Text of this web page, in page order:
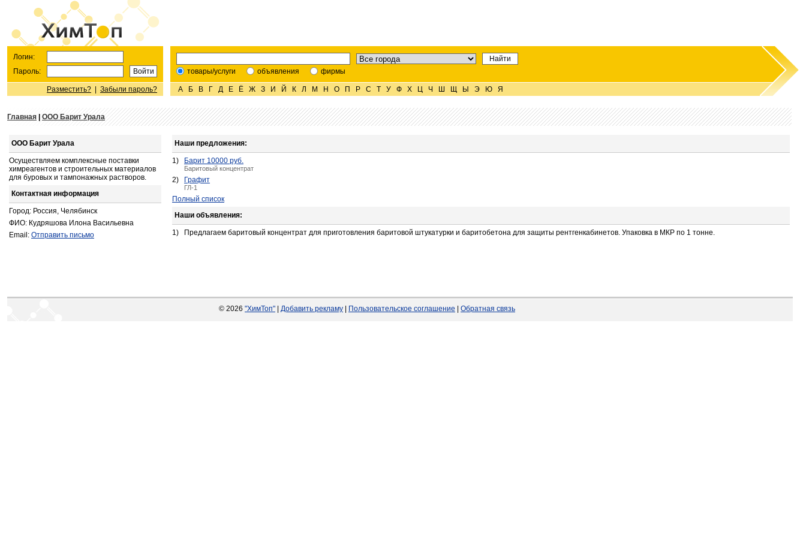
Логин:
Пароль:
Разместить? Забыли пароль?
товары/услуги объявления фирмы
А Б В Г Д Е Ё Ж З И Й К Л М Н О П Р С Т У Ф Х Ц Ч Ш Щ Ы Э Ю Я
Главная ООО Барит Урала
ООО Барит Урала
Осуществляем комплексные поставки
химреагентов и строительных материалов
для буровых и тампонажных растворов.
Контактная информация
Город: Россия, Челябинск
ФИО: Кудряшова Илона Васильевна
Email: Отправить письмо
Наши предложения:
1) Барит 10000 руб.
Баритовый концентрат
2) Графит
ГЛ-1
Полный список
Наши объявления:
1) Предлагаем баритовый концентрат для приготовления баритовой штукатурки и баритобетона для защиты рентгенкабинетов. Упаковка в МКР по 1 тонне.
© 2026 "ХимТоп" Добавить рекламу Пользовательское соглашение Обратная связь